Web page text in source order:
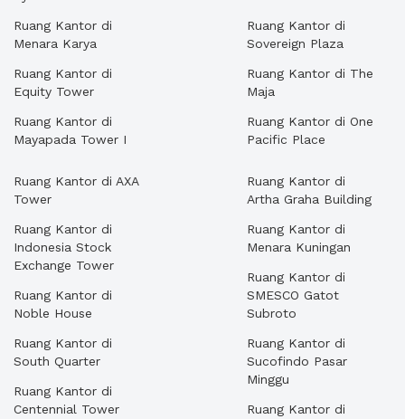
Ruang Kantor di
Menara Karya
Ruang Kantor di
Equity Tower
Ruang Kantor di
Mayapada Tower I
Ruang Kantor di
Sovereign Plaza
Ruang Kantor di The
Maja
Ruang Kantor di One
Pacific Place
Ruang Kantor di AXA
Tower
Ruang Kantor di
Indonesia Stock
Exchange Tower
Ruang Kantor di
Noble House
Ruang Kantor di
South Quarter
Ruang Kantor di
Centennial Tower
Ruang Kantor di
Artha Graha Building
Ruang Kantor di
Menara Kuningan
Ruang Kantor di
SMESCO Gatot
Subroto
Ruang Kantor di
Sucofindo Pasar
Minggu
Ruang Kantor di